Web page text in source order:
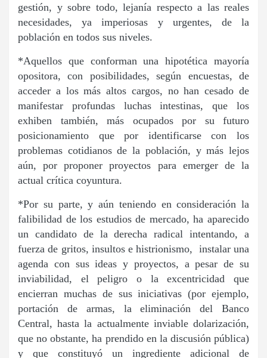
gestión, y sobre todo, lejanía respecto a las reales
necesidades, ya imperiosas y urgentes, de la
población en todos sus niveles.
*Aquellos que conforman una hipotética mayoría
opositora, con posibilidades, según encuestas, de
acceder a los más altos cargos, no han cesado de
manifestar profundas luchas intestinas, que los
exhiben también, más ocupados por su futuro
posicionamiento que por identificarse con los
problemas cotidianos de la población, y más lejos
aún, por proponer proyectos para emerger de la
actual crítica coyuntura.
*Por su parte, y aún teniendo en consideración la
falibilidad de los estudios de mercado, ha aparecido
un candidato de la derecha radical intentando, a
fuerza de gritos, insultos e histrionismo, instalar una
agenda con sus ideas y proyectos, a pesar de su
inviabilidad, el peligro o la excentricidad que
encierran muchas de sus iniciativas (por ejemplo,
portación de armas, la eliminación del Banco
Central, hasta la actualmente inviable dolarización,
que no obstante, ha prendido en la discusión pública)
y que constituyó un ingrediente adicional de